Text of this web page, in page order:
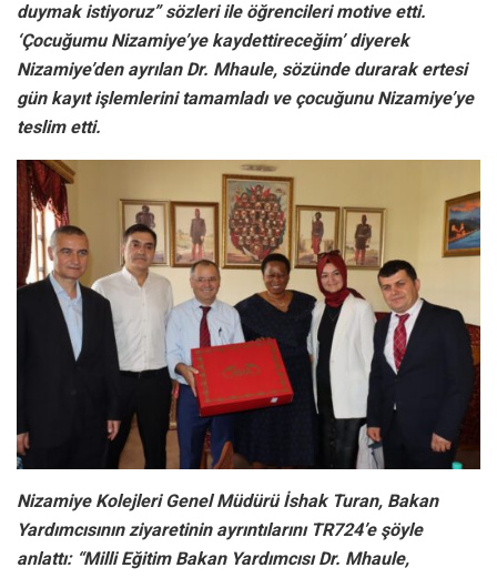
duymak istiyoruz” sözleri ile öğrencileri motive etti.
‘Çocuğumu Nizamiye’ye kaydettireceğim’ diyerek
Nizamiye’den ayrılan Dr. Mhaule, sözünde durarak ertesi
gün kayıt işlemlerini tamamladı ve çocuğunu Nizamiye’ye
teslim etti.
Nizamiye Kolejleri Genel Müdürü İshak Turan, Bakan
Yardımcısının ziyaretinin ayrıntılarını TR724’e şöyle
anlattı: “Milli Eğitim Bakan Yardımcısı Dr. Mhaule,